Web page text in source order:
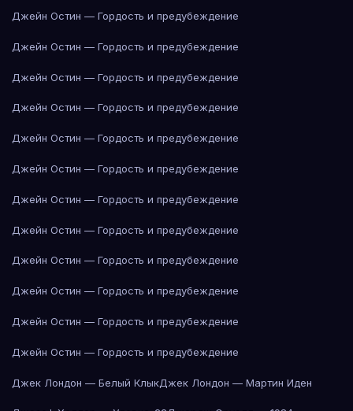
Джейн Остин — Гордость и предубеждение
Джейн Остин — Гордость и предубеждение
Джейн Остин — Гордость и предубеждение
Джейн Остин — Гордость и предубеждение
Джейн Остин — Гордость и предубеждение
Джейн Остин — Гордость и предубеждение
Джейн Остин — Гордость и предубеждение
Джейн Остин — Гордость и предубеждение
Джейн Остин — Гордость и предубеждение
Джейн Остин — Гордость и предубеждение
Джейн Остин — Гордость и предубеждение
Джейн Остин — Гордость и предубеждение
Джек Лондон — Белый КлыкДжек Лондон — Мартин Иден